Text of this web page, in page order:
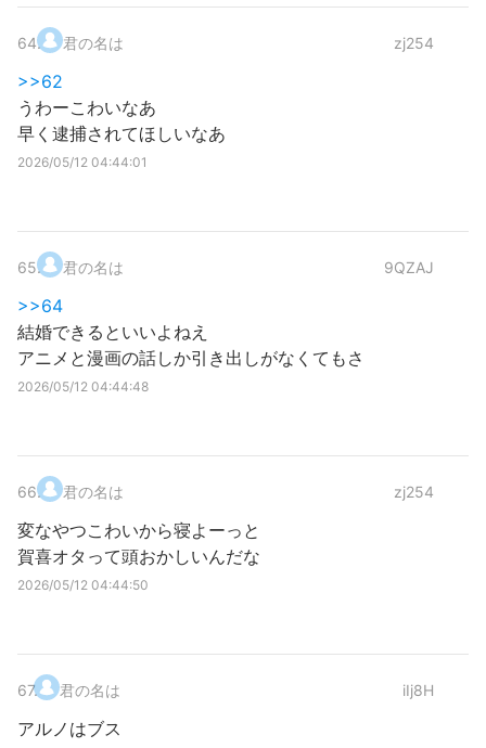
64. 君の名は zj254
>>62
うわーこわいなあ
早く逮捕されてほしいなあ
2026/05/12 04:44:01
65. 君の名は 9QZAJ
>>64
結婚できるといいよねえ
アニメと漫画の話しか引き出しがなくてもさ
2026/05/12 04:44:48
66. 君の名は zj254
変なやつこわいから寝よーっと
賀喜オタって頭おかしいんだな
2026/05/12 04:44:50
67. 君の名は iIj8H
アルノはブス